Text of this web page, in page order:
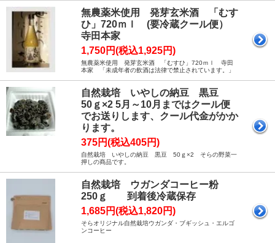
無農薬米使用 発芽玄米酒 「むす
ひ」720ｍｌ (要冷蔵クール便）
寺田本家
1,750円(税込1,925円)
無農薬米使用 発芽玄米酒 「むすひ」720ｍｌ 寺田
本家 「未成年者の飲酒は法律で禁止されています。」
自然栽培 いやしの納豆 黒豆
50ｇ×2 5月～10月まではクール便
でお送りします、クール代金がかか
ります。
375円(税込405円)
自然栽培 いやしの納豆 黒豆 50ｇ×2 そらの野菜一
押しの商品です。
自然栽培 ウガンダコーヒー粉
250ｇ 到着後冷蔵保存
1,685円(税込1,820円)
そらオリジナル自然栽培ウガンダ・ブギッシュ・エルゴ
ンコーヒー